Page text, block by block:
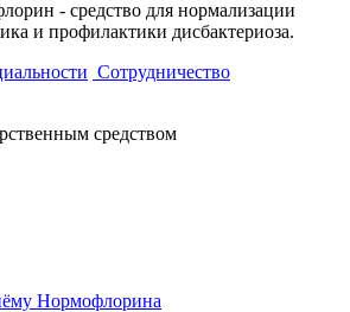
- средство для нормализации
и профилактики дисбактериоза.
Сотрудничество
средством
Нормофлорина